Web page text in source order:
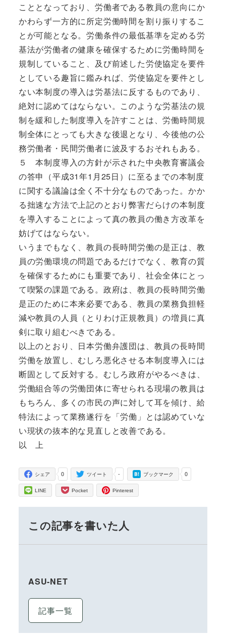
こととなっており、労働者である教員の意向にか
かわらず一方的に所定労働時間を割り振りするこ
とが可能となる。労働条件の最低基準を定める労
基法が労働者の健康を確保するために労働時間を
規制していること、及び前述した労使協定を要件
としている趣旨に鑑みれば、労使協定を要件とし
ない本制度の導入は労基法に反するものであり、
絶対に認めてはならない。このような労基法の規
制を緩和した制度導入を許すことは、労働時間規
制全体にとっても大きな後退となり、今後他の公
務労働者・民間労働者に波及するおそれもある。
５ 本制度導入の方針が示された中央教育審議会
の答申（平成31年1月25日）に至るまでの本制度
に関する議論は全く不十分なものであった。かか
る拙速な方法で上記のとおり弊害だらけの本制度
を導入することによって真の教員の働き方改革を
妨げてはならない。
いうまでもなく、教員の長時間労働の是正は、教
員の労働環境の問題であるだけでなく、教育の質
を確保するためにも重要であり、社会全体にとっ
て喫緊の課題である。政府は、教員の長時間労働
是正のために本来必要である、教員の業務負担軽
減や教員の人員（とりわけ正規教員）の増員に真
剣に取り組むべきである。
以上のとおり、日本労働弁護団は、教員の長時間
労働を放置し、むしろ悪化させる本制度導入には
断固として反対する。むしろ政府がやるべきは、
労働組合等の労働団体に寄せられる現場の教員は
もちろん、多くの市民の声に対して耳を傾け、給
特法によって業務遂行を「労働」とは認めていな
い現状の抜本的な見直しと改善である。
以 上
0
シェア -
ツイート 0
ブックマーク
LINE Pocket Pinterest
この記事を書いた人
ASU-NET
記事一覧